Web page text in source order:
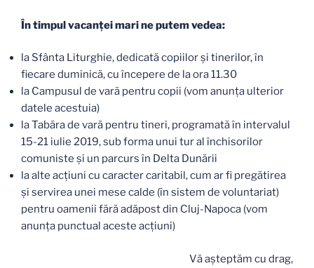
În timpul vacanței mari ne putem vedea:
la Sfânta Liturghie, dedicată copiilor și tinerilor, în
fiecare duminică, cu începere de la ora 11.30
la Campusul de vară pentru copii (vom anunța ulterior
datele acestuia)
la Tabăra de vară pentru tineri, programată în intervalul
15-21 iulie 2019, sub forma unui tur al închisorilor
comuniste și un parcurs în Delta Dunării
la alte acțiuni cu caracter caritabil, cum ar fi pregătirea
și servirea unei mese calde (în sistem de voluntariat)
pentru oamenii fără adăpost din Cluj-Napoca (vom
anunța punctual aceste acțiuni)
Vă așteptăm cu drag,